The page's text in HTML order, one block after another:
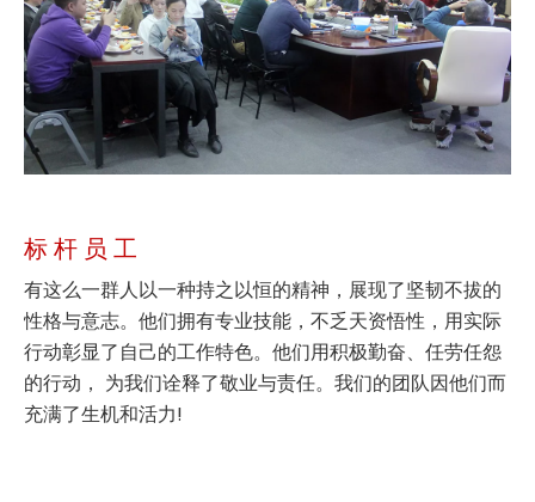
标 杆 员 工
有这么一群人以一种持之以恒的精神，展现了坚韧不拔的
性格与意志。他们拥有专业技能，不乏天资悟性，用实际
行动彰显了自己的工作特色。他们用积极勤奋、任劳任怨
的行动， 为我们诠释了敬业与责任。我们的团队因他们而
充满了生机和活力!